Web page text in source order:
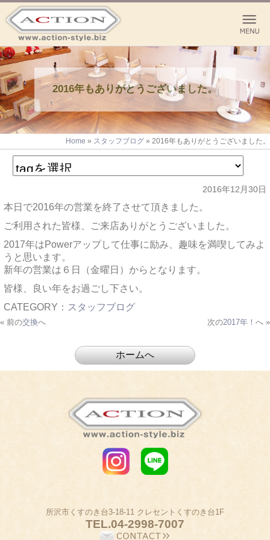
2016年もありがとうございました。
Home » スタッフブログ » 2016年もありがとうございました。
2016年12月30日
本日で2016年の営業を終了させて頂きました。
ご利用された皆様、ご来店ありがとうございました。
2017年はPowerアップして仕事に励み、趣味を満喫してみよ
うと思います。
新年の営業は６日（金曜日）からとなります。
皆様、良い年をお過ごし下さい。
CATEGORY： スタッフブログ
« 前の交換へ 次の2017年！ へ »
所沢市くすのき台3-18-11 クレセントくすのき台1F
TEL.04-2998-7007